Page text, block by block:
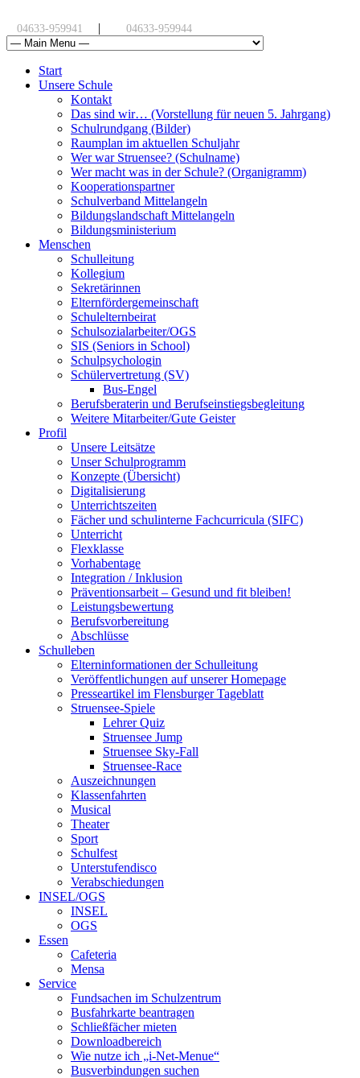
04633-959941 | 04633-959944
Start
Unsere Schule
Kontakt
Das sind wir… (Vorstellung für neuen 5. Jahrgang)
Schulrundgang (Bilder)
Raumplan im aktuellen Schuljahr
Wer war Struensee? (Schulname)
Wer macht was in der Schule? (Organigramm)
Kooperationspartner
Schulverband Mittelangeln
Bildungslandschaft Mittelangeln
Bildungsministerium
Menschen
Schulleitung
Kollegium
Sekretärinnen
Elternfördergemeinschaft
Schulelternbeirat
Schulsozialarbeiter/OGS
SIS (Seniors in School)
Schulpsychologin
Schülervertretung (SV)
Bus-Engel
Berufsberaterin und Berufseinstiegsbegleitung
Weitere Mitarbeiter/Gute Geister
Profil
Unsere Leitsätze
Unser Schulprogramm
Konzepte (Übersicht)
Digitalisierung
Unterrichtszeiten
Fächer und schulinterne Fachcurricula (SIFC)
Unterricht
Flexklasse
Vorhabentage
Integration / Inklusion
Präventionsarbeit – Gesund und fit bleiben!
Leistungsbewertung
Berufsvorbereitung
Abschlüsse
Schulleben
Elterninformationen der Schulleitung
Veröffentlichungen auf unserer Homepage
Presseartikel im Flensburger Tageblatt
Struensee-Spiele
Lehrer Quiz
Struensee Jump
Struensee Sky-Fall
Struensee-Race
Auszeichnungen
Klassenfahrten
Musical
Theater
Sport
Schulfest
Unterstufendisco
Verabschiedungen
INSEL/OGS
INSEL
OGS
Essen
Cafeteria
Mensa
Service
Fundsachen im Schulzentrum
Busfahrkarte beantragen
Schließfächer mieten
Downloadbereich
Wie nutze ich „i-Net-Menue“
Busverbindungen suchen